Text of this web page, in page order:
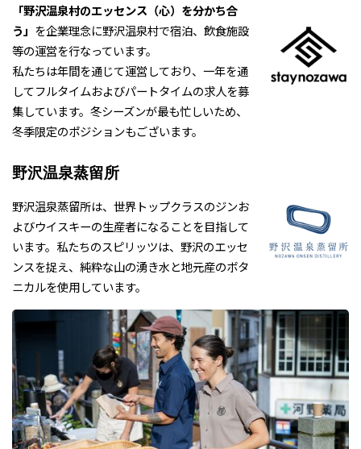
「野沢温泉村のエッセンス（心）を分かち合
う」 を企業理念に野沢温泉村で宿泊、飲食施設
等の運営を行なっています。
私たちは年間を通じて運営しており、一年を通
してフルタイムおよびパートタイムの求人を募
集しています。冬シーズンが最も忙しいため、
冬季限定のポジションもございます。
野沢温泉蒸留所
野沢温泉蒸留所は、世界トップクラスのジンお
よびウイスキーの生産者になることを目指して
います。私たちのスピリッツは、野沢のエッセ
ンスを捉え、純粋な山の湧き水と地元産のボタ
ニカルを使用しています。